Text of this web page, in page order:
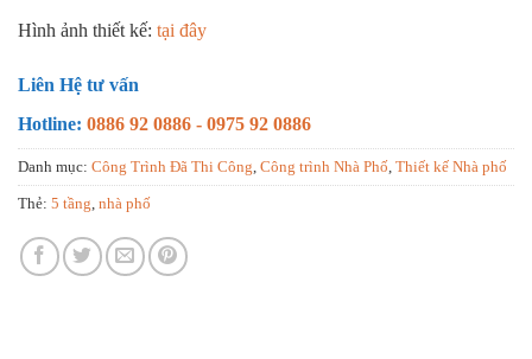
Hình ảnh thiết kế: tại đây
Liên Hệ tư vấn
Hotline: 0886 92 0886 - 0975 92 0886
Danh mục: Công Trình Đã Thi Công, Công trình Nhà Phố, Thiết kế Nhà phố
Thẻ: 5 tầng, nhà phố